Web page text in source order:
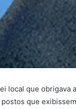
local que
que